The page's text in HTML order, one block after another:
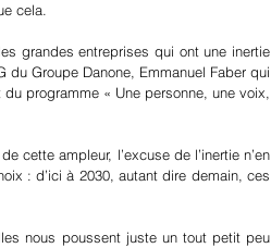
cela.
grandes entreprises qui ont une inertie
du Groupe Danone, Emmanuel Faber qui
programme « Une personne, une voix,
cette ampleur, l’excuse de l’inertie n’en
: d’ici à 2030, autant dire demain, ces
nous poussent juste un tout petit peu